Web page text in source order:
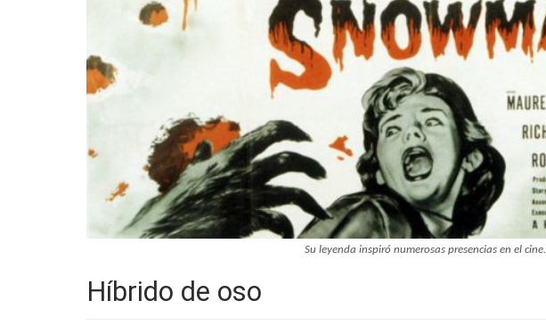
Su leyenda inspiró numerosas presencias en el cine.
Híbrido de oso